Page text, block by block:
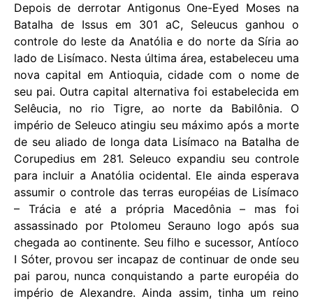
Depois de derrotar Antigonus One-Eyed Moses na
Batalha de Issus em 301 aC, Seleucus ganhou o
controle do leste da Anatólia e do norte da Síria ao
lado de Lisímaco. Nesta última área, estabeleceu uma
nova capital em Antioquia, cidade com o nome de
seu pai. Outra capital alternativa foi estabelecida em
Selêucia, no rio Tigre, ao norte da Babilônia. O
império de Seleuco atingiu seu máximo após a morte
de seu aliado de longa data Lisímaco na Batalha de
Corupedius em 281. Seleuco expandiu seu controle
para incluir a Anatólia ocidental. Ele ainda esperava
assumir o controle das terras européias de Lisímaco
– Trácia e até a própria Macedônia – mas foi
assassinado por Ptolomeu Serauno logo após sua
chegada ao continente. Seu filho e sucessor, Antíoco
I Sóter, provou ser incapaz de continuar de onde seu
pai parou, nunca conquistando a parte européia do
império de Alexandre. Ainda assim, tinha um reino